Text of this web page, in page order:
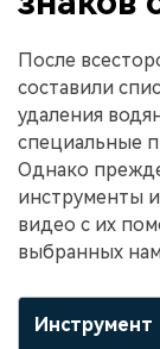
После
составили
удаления
специальные
Однако
инструменты
видео с их
выбранных
Инструмент